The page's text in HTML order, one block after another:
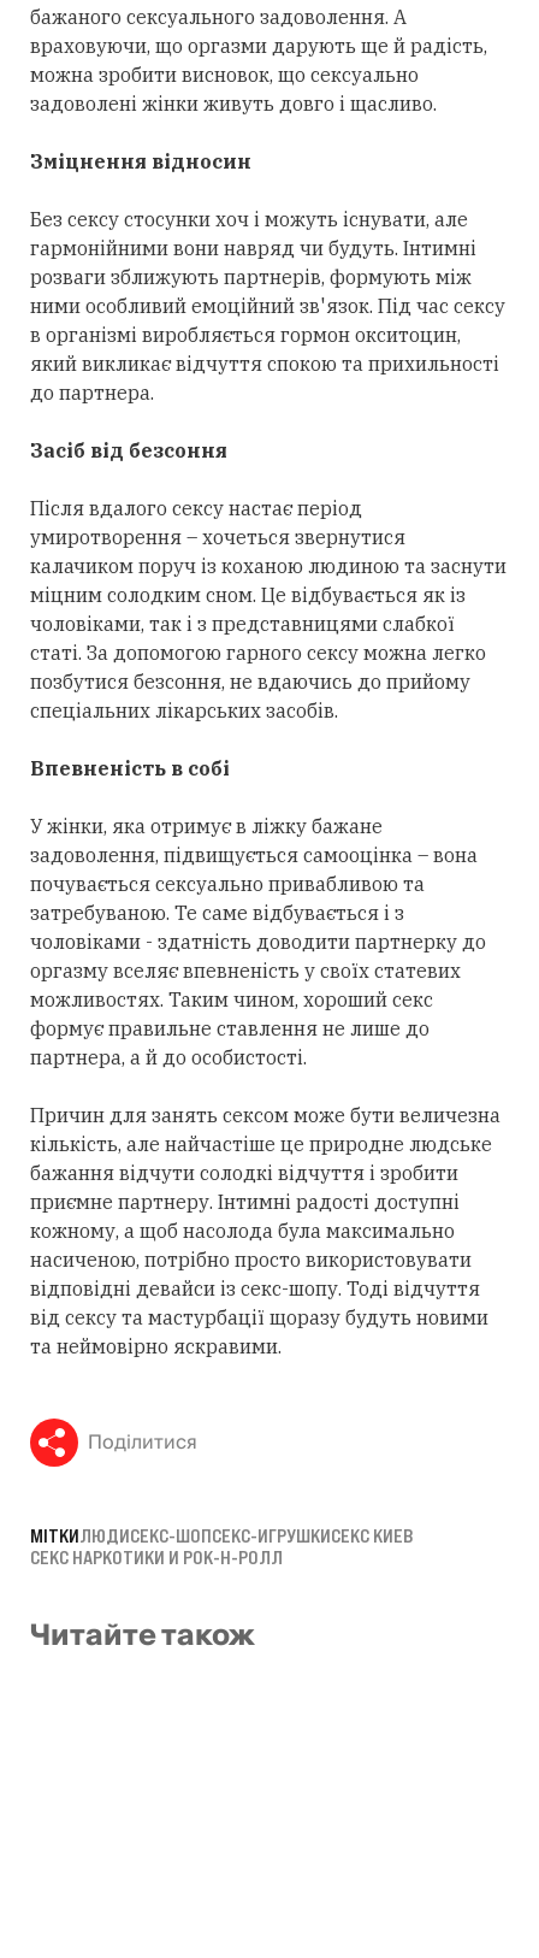
бажаного сексуального задоволення. А
враховуючи, що оргазми дарують ще й радість,
можна зробити висновок, що сексуально
задоволені жінки живуть довго і щасливо.
Зміцнення відносин
Без сексу стосунки хоч і можуть існувати, але
гармонійними вони навряд чи будуть. Інтимні
розваги зближують партнерів, формують між
ними особливий емоційний зв'язок. Під час сексу
в організмі виробляється гормон окситоцин,
який викликає відчуття спокою та прихильності
до партнера.
Засіб від безсоння
Після вдалого сексу настає період
умиротворення – хочеться звернутися
калачиком поруч із коханою людиною та заснути
міцним солодким сном. Це відбувається як із
чоловіками, так і з представницями слабкої
статі. За допомогою гарного сексу можна легко
позбутися безсоння, не вдаючись до прийому
спеціальних лікарських засобів.
Впевненість в собі
У жінки, яка отримує в ліжку бажане
задоволення, підвищується самооцінка – вона
почувається сексуально привабливою та
затребуваною. Те саме відбувається і з
чоловіками - здатність доводити партнерку до
оргазму вселяє впевненість у своїх статевих
можливостях. Таким чином, хороший секс
формує правильне ставлення не лише до
партнера, а й до особистості.
Причин для занять сексом може бути величезна
кількість, але найчастіше це природне людське
бажання відчути солодкі відчуття і зробити
приємне партнеру. Інтимні радості доступні
кожному, а щоб насолода була максимально
насиченою, потрібно просто використовувати
відповідні девайси із секс-шопу. Тоді відчуття
від сексу та мастурбації щоразу будуть новими
та неймовірно яскравими.
Поділитися
МІТКИЛЮДИСЕКС-ШОПСЕКС-ИГРУШКИСЕКС КИЕВ
СЕКС НАРКОТИКИ И РОК-Н-РОЛЛ
Читайте також